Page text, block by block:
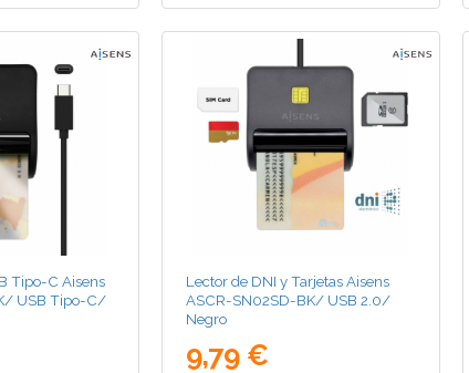
Tipo-C Aisens
USB Tipo-C/
Lector de DNI y Tarjetas Aisens
ASCR-SN02SD-BK/ USB 2.0/
Negro
9,79 €